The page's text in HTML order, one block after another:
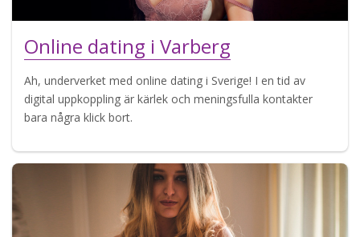
Online dating i Varberg
Ah, underverket med online dating i Sverige! I en tid av
digital uppkoppling är kärlek och meningsfulla kontakter
bara några klick bort.